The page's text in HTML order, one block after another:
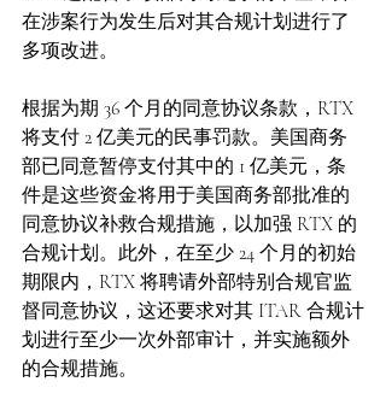
在涉案行为发生后对其合规计划进行了
多项改进。
根据为期 36 个月的同意协议条款，RTX
将支付 2 亿美元的民事罚款。美国商务
部已同意暂停支付其中的 1 亿美元，条
件是这些资金将用于美国商务部批准的
同意协议补救合规措施，以加强 RTX 的
合规计划。此外，在至少 24 个月的初始
期限内，RTX 将聘请外部特别合规官监
督同意协议，这还要求对其 ITAR 合规计
划进行至少一次外部审计，并实施额外
的合规措施。